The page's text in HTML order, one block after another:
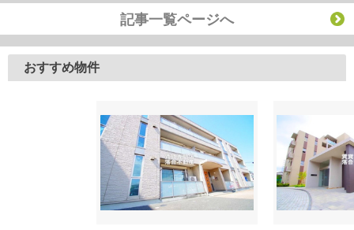
記事一覧ページへ
おすすめ物件